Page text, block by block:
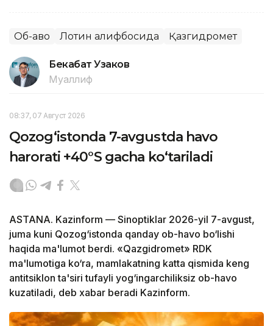
Об-ҳаво Лотин алифбосида Қазгидромет
Бекабат Узаков
Муаллиф
08:37, 07 Август 2026
Qozog‘istonda 7-avgustda havo
harorati +40°S gacha ko‘tariladi
ASTANA. Kazinform — Sinoptiklar 2026-yil 7-avgust,
juma kuni Qozog‘istonda qanday ob-havo bo‘lishi
haqida ma'lumot berdi. «Qazgidromet» RDK
ma'lumotiga ko‘ra, mamlakatning katta qismida keng
antitsiklon ta'siri tufayli yog‘ingarchiliksiz ob-havo
kuzatiladi, deb xabar beradi Kazinform.